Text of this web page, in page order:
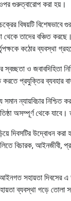
গুরুত্বারোপ করা হয়।
বিষয়টি বিশেষভাবে
তাদের বঞ্চিত
কঠোর ব্যবস্থা
ও জবাবদিহিতা
প্রযুক্তির ব্যবহার
ন্যায়বিচার
অসম্পূর্ণ থেকে
দিবসটির উদ্বোধন করা
আইনজীবী,
সহায়তা দিবসের এ
ব্যবস্থা গড়ে তোলা